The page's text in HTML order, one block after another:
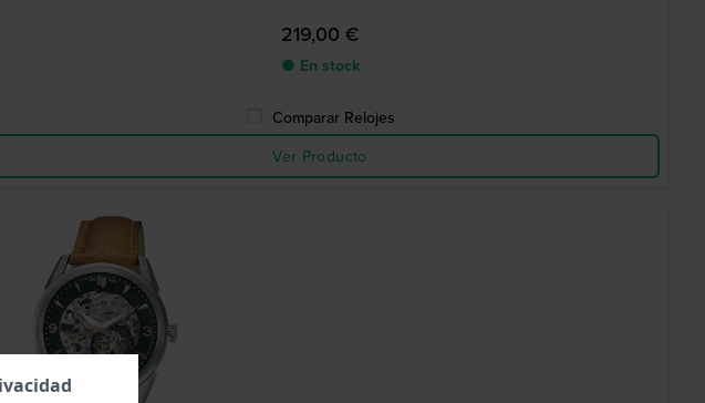
219,00 €
● En stock
Comparar Relojes
Ver Producto